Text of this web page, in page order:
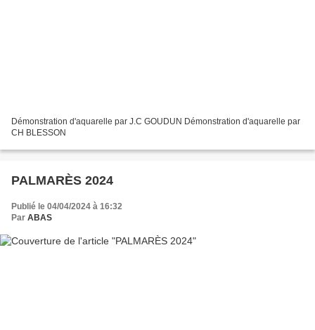
Démonstration d'aquarelle par J.C GOUDUN Démonstration d'aquarelle par
CH BLESSON
PALMARÈS 2024
Publié le 04/04/2024 à 16:32
Par ABAS